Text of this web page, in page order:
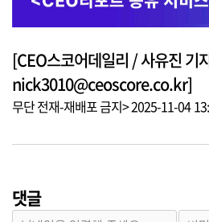
[CEO스코어데일리 / 사유진 기
nick3010@ceoscore.co.kr]
무단 전재-재배포 금지> 2025-11-04
댓글